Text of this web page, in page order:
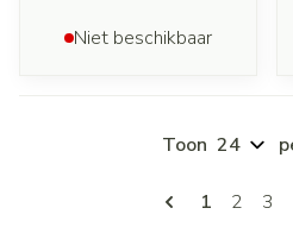
Niet beschikbaar
U lees
1 Pagina
2 3
Toon